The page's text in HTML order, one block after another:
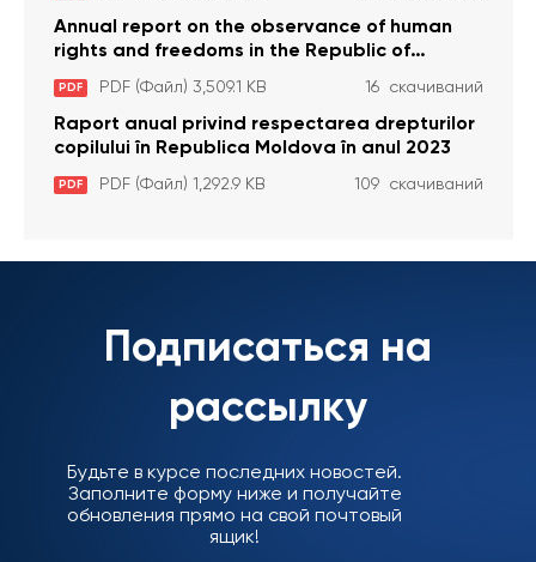
Annual report on the observance of human
rights and freedoms in the Republic of
Moldova in 2023
PDF PDF (Файл) 3,509.1 KB 16 скачиваний
Raport anual privind respectarea drepturilor
copilului în Republica Moldova în anul 2023
PDF PDF (Файл) 1,292.9 KB 109 скачиваний
Подписаться на
рассылку
Будьте в курсе последних новостей.
Заполните форму ниже и получайте
обновления прямо на свой почтовый
ящик!